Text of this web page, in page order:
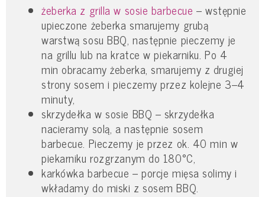
żeberka z grilla w sosie barbecue – wstępnie
upieczone żeberka smarujemy grubą
warstwą sosu BBQ, następnie pieczemy je
na grillu lub na kratce w piekarniku. Po 4
min obracamy żeberka, smarujemy z drugiej
strony sosem i pieczemy przez kolejne 3–4
minuty,
skrzydełka w sosie BBQ – skrzydełka
nacieramy solą, a następnie sosem
barbecue. Pieczemy je przez ok. 40 min w
piekarniku rozgrzanym do 180°C,
karkówka barbecue – porcje mięsa solimy i
wkładamy do miski z sosem BBQ.